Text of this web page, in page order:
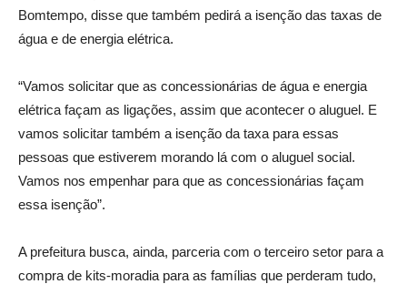
Bomtempo, disse que também pedirá a isenção das taxas de
água e de energia elétrica.
“Vamos solicitar que as concessionárias de água e energia
elétrica façam as ligações, assim que acontecer o aluguel. E
vamos solicitar também a isenção da taxa para essas
pessoas que estiverem morando lá com o aluguel social.
Vamos nos empenhar para que as concessionárias façam
essa isenção”.
A prefeitura busca, ainda, parceria com o terceiro setor para a
compra de kits-moradia para as famílias que perderam tudo,